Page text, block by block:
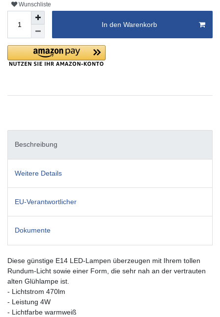
Wunschliste
In den Warenkorb
Beschreibung
Weitere Details
EU-Verantwortlicher
Dokumente
Diese günstige E14 LED-Lampen überzeugen mit Ihrem tollen
Rundum-Licht sowie einer Form, die sehr nah an der vertrauten
alten Glühlampe ist.
- Lichtstrom 470lm
- Leistung 4W
- Lichtfarbe warmweiß